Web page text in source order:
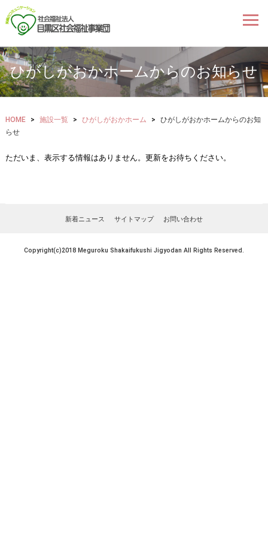
ひがしがおかホームからのお知らせ
HOME > 施設一覧 > ひがしがおかホーム >
ひがしがおかホームからのお知
らせ
ただいま、表示する情報はありません。更新をお待ちください。
新着ニュース サイトマップ お問い合わせ
Copyright(c)2018 Meguroku Shakaifukushi Jigyodan All Rights Reserved.